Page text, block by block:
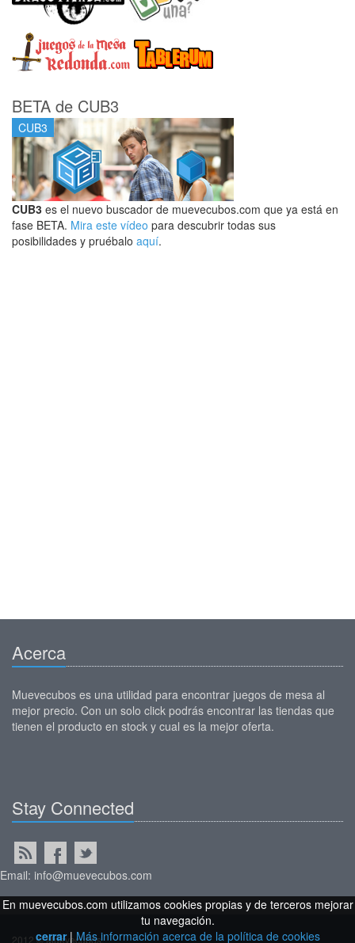
BETA de CUB3
CUB3
CUB3 es el nuevo buscador de muevecubos.com que ya está en
fase BETA. Mira este vídeo para descubrir todas sus
posibilidades y pruébalo aquí.
Acerca
Muevecubos es una utilidad para encontrar juegos de mesa al
mejor precio. Con un solo click podrás encontrar las tiendas que
tienen el producto en stock y cual es la mejor oferta.
Stay Connected
Email: info@muevecubos.com
2012 © Muevecubos.
En muevecubos.com utilizamos cookies propias y de terceros mejorar
tu navegación.
cerrar|Más información acerca de la política de cookies